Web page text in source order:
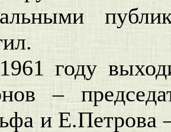
году
–
и Е.Петрова